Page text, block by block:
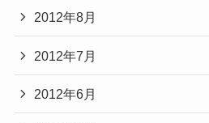
2012年8月
2012年7月
2012年6月